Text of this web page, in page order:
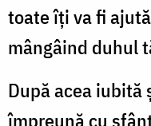
toate îți va fi
mângâind duhul
După acea
împreună cu